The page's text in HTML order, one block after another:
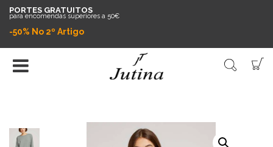
PORTES GRATUITOS
para encomendas superiores a 50€
-50% No 2º Artigo